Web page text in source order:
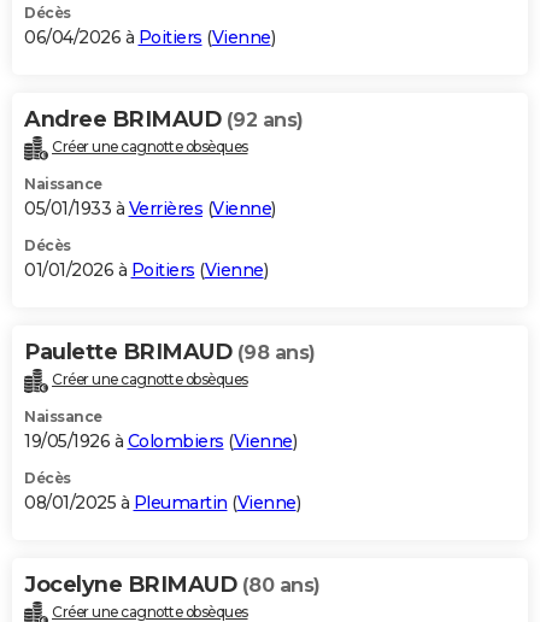
BONS PLANS
Carte de Noël
Carte Bonne année
Carte Saint-Valentin
Carte Pâques
Carte d'anniversaire
DICTIONNAIRE
Dictionnaire
Biographies
Citations
Expressions
Proverbes
PROGRAMME TV
S'inscrire
Se connecter
Lycées
Collèges
Primaires
Universités
Entreprises
Service militaire
Avis de recherche
AVIS DE DÉCÈS
Bricolage
Lifestyle
Culture
Sport
Auto
Television
Voyage
Cinema
Décès
06/04/2026 à Poitiers (Vienne)
Andree BRIMAUD (92 ans)
Créer une cagnotte obsèques
Naissance
05/01/1933 à Verrières (Vienne)
Décès
01/01/2026 à Poitiers (Vienne)
Paulette BRIMAUD (98 ans)
Créer une cagnotte obsèques
Naissance
19/05/1926 à Colombiers (Vienne)
Décès
08/01/2025 à Pleumartin (Vienne)
Jocelyne BRIMAUD (80 ans)
Créer une cagnotte obsèques